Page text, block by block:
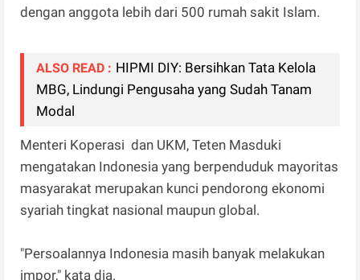
dengan anggota lebih dari 500 rumah sakit Islam.
ALSO READ : HIPMI DIY: Bersihkan Tata Kelola
MBG, Lindungi Pengusaha yang Sudah Tanam
Modal
Menteri Koperasi dan UKM, Teten Masduki
mengatakan Indonesia yang berpenduduk mayoritas
masyarakat merupakan kunci pendorong ekonomi
syariah tingkat nasional maupun global.
"Persoalannya Indonesia masih banyak melakukan
impor," kata dia.